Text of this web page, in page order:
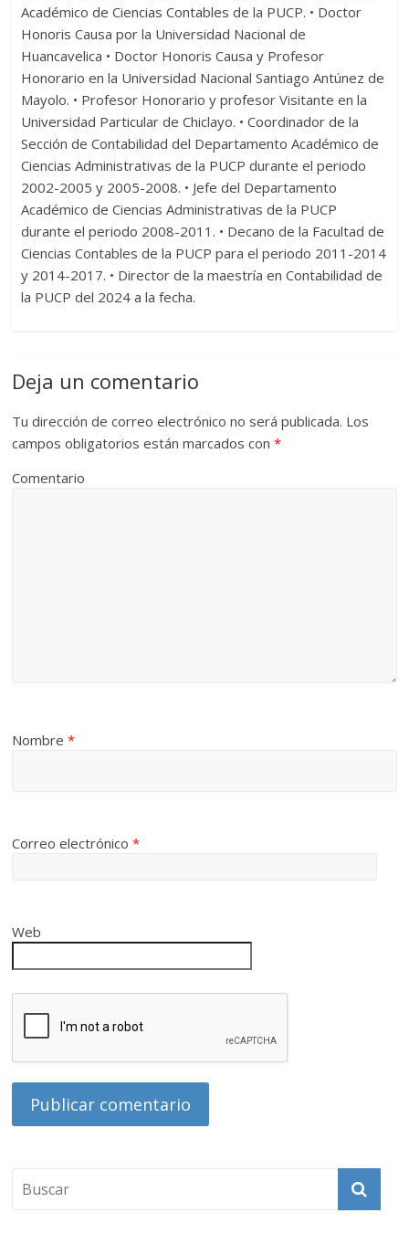
Académico de Ciencias Contables de la PUCP. • Doctor
Honoris Causa por la Universidad Nacional de
Huancavelica • Doctor Honoris Causa y Profesor
Honorario en la Universidad Nacional Santiago Antúnez de
Mayolo. • Profesor Honorario y profesor Visitante en la
Universidad Particular de Chiclayo. • Coordinador de la
Sección de Contabilidad del Departamento Académico de
Ciencias Administrativas de la PUCP durante el periodo
2002-2005 y 2005-2008. • Jefe del Departamento
Académico de Ciencias Administrativas de la PUCP
durante el periodo 2008-2011. • Decano de la Facultad de
Ciencias Contables de la PUCP para el periodo 2011-2014
y 2014-2017. • Director de la maestría en Contabilidad de
la PUCP del 2024 a la fecha.
Deja un comentario
Tu dirección de correo electrónico no será publicada. Los
campos obligatorios están marcados con*
Comentario
Nombre*
Correo electrónico*
Web